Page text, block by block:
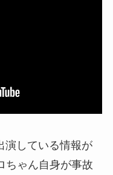
演している情報が
ちゃん自身が事故